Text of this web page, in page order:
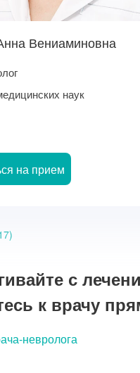
Вениаминовна
наук
на прием
с
к врачу
невролога